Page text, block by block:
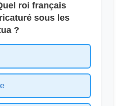
roi français
sous les
?